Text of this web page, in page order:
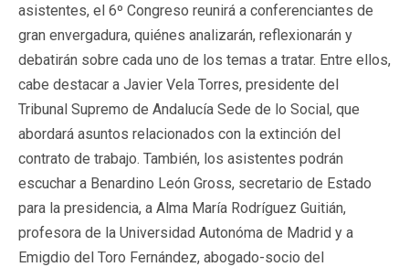
asistentes, el 6º Congreso reunirá a conferenciantes de
gran envergadura, quiénes analizarán, reflexionarán y
debatirán sobre cada uno de los temas a tratar. Entre ellos,
cabe destacar a Javier Vela Torres, presidente del
Tribunal Supremo de Andalucía Sede de lo Social, que
abordará asuntos relacionados con la extinción del
contrato de trabajo. También, los asistentes podrán
escuchar a Benardino León Gross, secretario de Estado
para la presidencia, a Alma María Rodríguez Guitián,
profesora de la Universidad Autonóma de Madrid y a
Emigdio del Toro Fernández, abogado-socio del